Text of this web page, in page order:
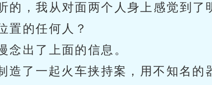
，我从对面两个人身上感觉到了
置的任何人？
念出了上面的信息。
造了一起火车挟持案，用不知名的